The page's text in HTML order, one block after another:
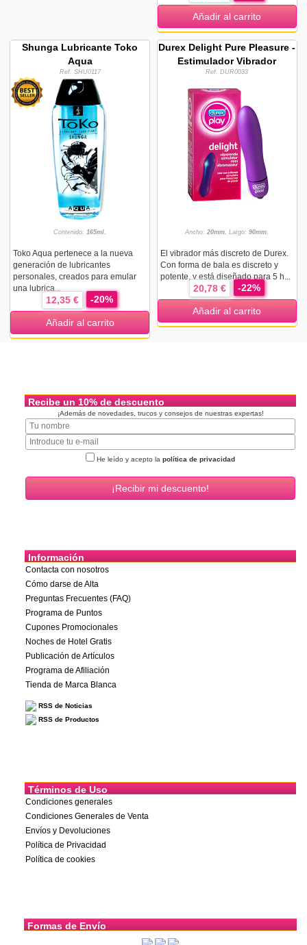
Añadir al carrito
Shunga Lubricante Toko
Aqua
Ref. SHU0117
Contenido:165ml.
Toko Aqua pertenece a la nueva
generación de lubricantes
personales, creados para emular
una lubrica...
12,35 € -20%
Añadir al carrito
Durex Delight Pure Pleasure -
Estimulador Vibrador
Ref. DUR0033
Ancho:20mm. Largo:90mm.
El vibrador más discreto de Durex.
Con forma de bala es discreto y
potente, y está diseñado para 5 h...
20,78 € -22%
Añadir al carrito
Recibe un 10% de descuento
¡Además de novedades, trucos y consejos de nuestras expertas!
He leído y acepto la política de privacidad
Información
Contacta con nosotros
Cómo darse de Alta
Preguntas Frecuentes (FAQ)
Programa de Puntos
Cupones Promocionales
Noches de Hotel Gratis
Publicación de Artículos
Programa de Afiliación
Tienda de Marca Blanca
RSS de Noticias
RSS de Productos
Términos de Uso
Condiciones generales
Condiciones Generales de Venta
Envíos y Devoluciones
Política de Privacidad
Política de cookies
Formas de Envío